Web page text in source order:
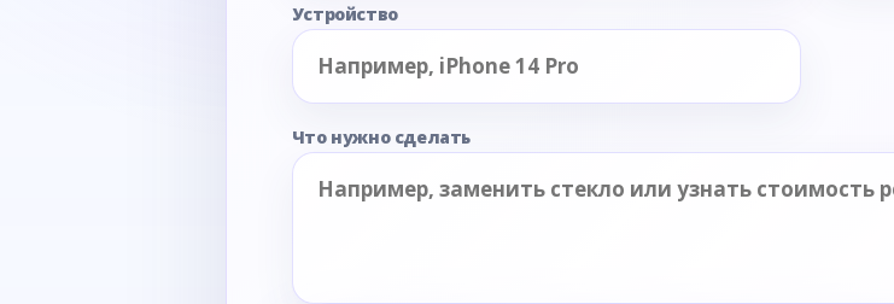
Устройство
Что нужно сделать